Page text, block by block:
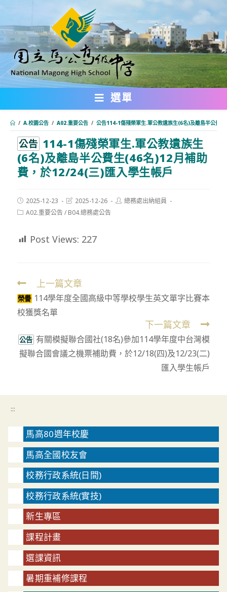
轉
主
要
內
選單
/ A.校園公告 / A02.重要公告 / 公告114-1傷殘榮軍生.軍公教遺族生(6名)及離島半公費
公告 114-1傷殘榮軍生.軍公教遺族生
(6名)及離島半公費生(46名)12月補助
費，於12/24(三)匯入學生帳戶
Post
published:
2025-12-23
Post
modified:
2025-12-26
Post總務處出納組員
PostA02.重要公告/ B04.總務處公告
Post Views: 227
Read
more
articles
上一篇文章
榮譽 114學年度全國高級中等學校學生英文單字比賽本
校獲獎名單
下一篇文章
公告 有關模擬聯合國社(18名)參加114學年度中台灣模
擬聯合國會議之機票補助費，於12/18(四)及12/23(二)
匯入學生帳戶
:::
馬高80週年校慶
馬高全國校友會
校務行政系統(日間)
校務行政系統(實技)
新生專區
課程計畫
選課資訊
暑期重補修課程